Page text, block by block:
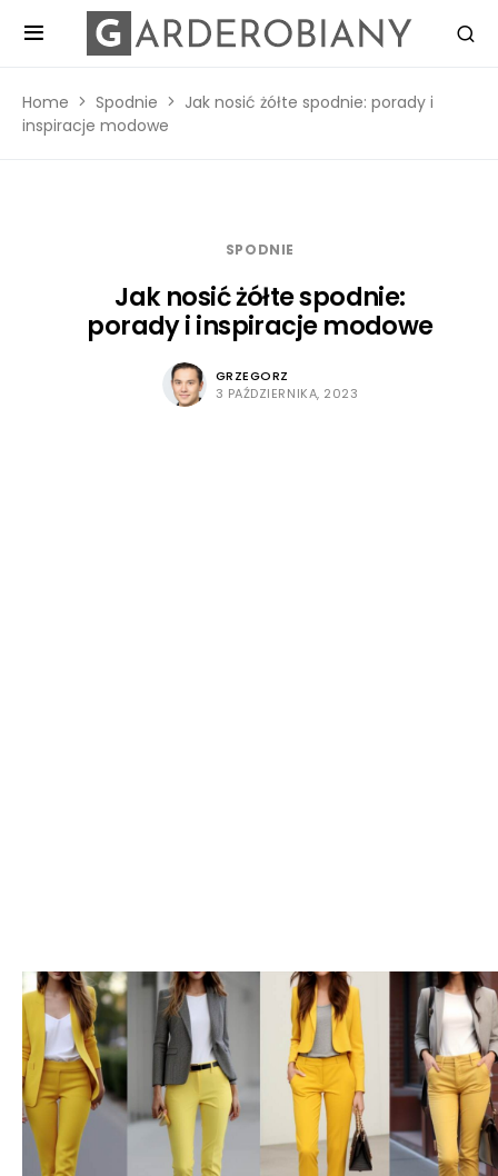
Home Spodnie
Jak nosić żółte spodnie: porady i
inspiracje modowe
SPODNIE
Jak nosić żółte spodnie:
porady i inspiracje modowe
GRZEGORZ
3 PAŹDZIERNIKA, 2023